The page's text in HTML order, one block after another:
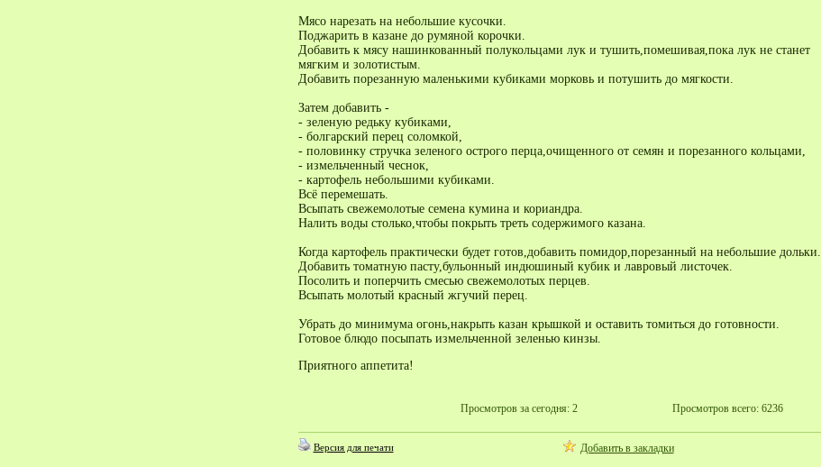
Мясо нарезать на небольшие кусочки.
Поджарить в казане до румяной корочки.
Добавить к мясу нашинкованный полукольцами лук и тушить,помешивая,пока лук не станет
мягким и золотистым.
Добавить порезанную маленькими кубиками морковь и потушить до мягкости.
Затем добавить -
- зеленую редьку кубиками,
- болгарский перец соломкой,
- половинку стручка зеленого острого перца,очищенного от семян и порезанного кольцами,
- измельченный чеснок,
- картофель небольшими кубиками.
Всё перемешать.
Всыпать свежемолотые семена кумина и кориандра.
Налить воды столько,чтобы покрыть треть содержимого казана.
Когда картофель практически будет готов,добавить помидор,порезанный на небольшие дольки.
Добавить томатную пасту,бульонный индюшиный кубик и лавровый листочек.
Посолить и поперчить смесью свежемолотых перцев.
Всыпать молотый красный жгучий перец.
Убрать до минимума огонь,накрыть казан крышкой и оставить томиться до готовности.
Готовое блюдо посыпать измельченной зеленью кинзы.
Приятного аппетита!
Просмотров за сегодня: 2 Просмотров всего: 6236
Версия для печати Добавить в закладки